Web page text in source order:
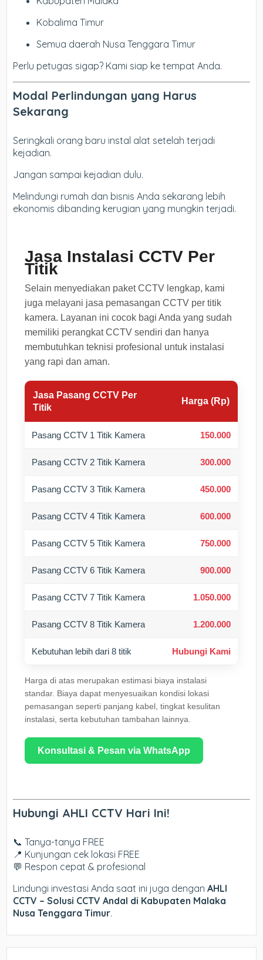
Kobalima Timur
Semua daerah Nusa Tenggara Timur
Perlu petugas sigap? Kami siap ke tempat Anda.
Modal Perlindungan yang Harus
Sekarang
Seringkali orang baru instal alat setelah terjadi
kejadian.
Jangan sampai kejadian dulu.
Melindungi rumah dan bisnis Anda sekarang lebih
ekonomis dibanding kerugian yang mungkin terjadi.
Jasa Instalasi CCTV Per
Titik
Selain menyediakan paket CCTV lengkap, kami
juga melayani jasa pemasangan CCTV per titik
kamera. Layanan ini cocok bagi Anda yang sudah
memiliki perangkat CCTV sendiri dan hanya
membutuhkan teknisi profesional untuk instalasi
yang rapi dan aman.
Jasa Pasang CCTV Per
Titik
Harga (Rp)
Pasang CCTV 1 Titik Kamera 150.000
Pasang CCTV 2 Titik Kamera 300.000
Pasang CCTV 3 Titik Kamera 450.000
Pasang CCTV 4 Titik Kamera 600.000
Pasang CCTV 5 Titik Kamera 750.000
Pasang CCTV 6 Titik Kamera 900.000
Pasang CCTV 7 Titik Kamera 1.050.000
Pasang CCTV 8 Titik Kamera 1.200.000
Kebutuhan lebih dari 8 titik Hubungi Kami
Harga di atas merupakan estimasi biaya instalasi
standar. Biaya dapat menyesuaikan kondisi lokasi
pemasangan seperti panjang kabel, tingkat kesulitan
instalasi, serta kebutuhan tambahan lainnya.
Konsultasi & Pesan via WhatsApp
Hubungi AHLI CCTV Hari Ini!
📞 Tanya-tanya FREE
📍 Kunjungan cek lokasi FREE
💬 Respon cepat & profesional
Lindungi investasi Anda saat ini juga denganAHLI
CCTV – Solusi CCTV Andal di Kabupaten Malaka
Nusa Tenggara Timur.